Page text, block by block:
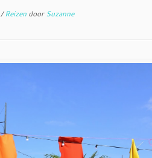
/Reizen doorSuzanne